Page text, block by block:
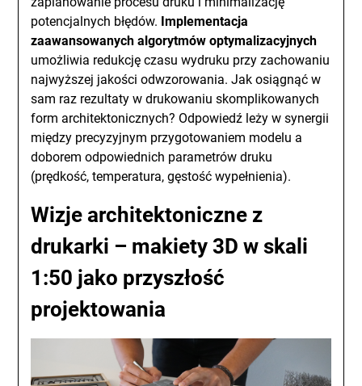
potencjalnych błędów. Implementacja
zaawansowanych algorytmów optymalizacyjnych
umożliwia redukcję czasu wydruku przy zachowaniu
najwyższej jakości odwzorowania. Jak osiągnąć w
sam raz rezultaty w drukowaniu skomplikowanych
form architektonicznych? Odpowiedź leży w synergii
między precyzyjnym przygotowaniem modelu a
doborem odpowiednich parametrów druku
(prędkość, temperatura, gęstość wypełnienia).
Wizje architektoniczne z
drukarki – makiety 3D w skali
1:50 jako przyszłość
projektowania